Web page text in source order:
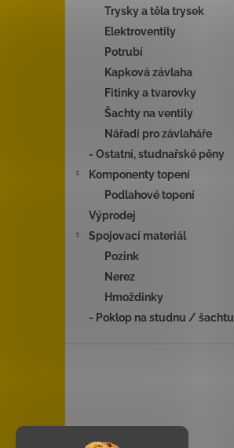
Trysky a těla trysek
Elektroventily
Potrubí
Kapková závlaha
Fitinky a tvarovky
Šachty na ventily
Nářadí pro závlaháře
- Ostatní, studnařské pěny
Komponenty topení
Podlahové topení
Výprodej
Spojovací materiál
Pozink
Nerez
Hmoždinky
- Poklop na studnu / šachtu